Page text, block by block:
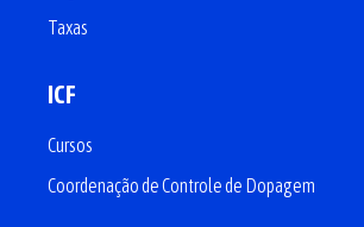
Taxas
ICF
Cursos
Coordenação de Controle de Dopagem